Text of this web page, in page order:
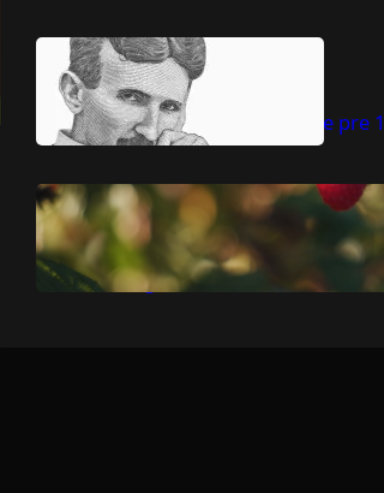
jul 9, 2026
Nikola Tesla rođen je pre
jul 9, 2026 Dragoljub Gajić
Srbija očekuje rekordnu
godinu